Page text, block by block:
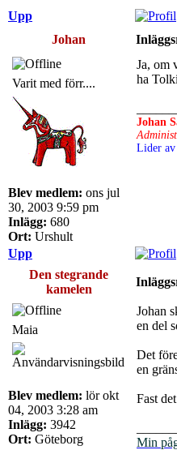
Upp
Johan
Varit med förr....
Blev medlem: ons jul
30, 2003 9:59 pm
Inlägg: 680
Ort: Urshult
Ja, om
ha
Johan
Lider av
Upp
Den stegrande
kamelen
Maia
Blev medlem: lör okt
04, 2003 3:28 am
Inlägg: 3942
Ort: Göteborg
Johan
en del
Det
en
Fast
Min